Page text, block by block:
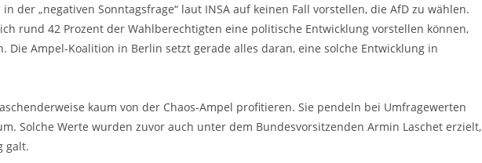
der „negativen Sonntagsfrage“ laut INSA auf keinen Fall vorstellen, die AfD zu wählen.
rund 42 Prozent der Wahlberechtigten eine politische Entwicklung vorstellen können,
Die Ampel-Koalition in Berlin setzt gerade alles daran, eine solche Entwicklung in
kaum von der Chaos-Ampel profitieren. Sie pendeln bei Umfragewerten
Solche Werte wurden zuvor auch unter dem Bundesvorsitzenden Armin Laschet erzielt,
galt.